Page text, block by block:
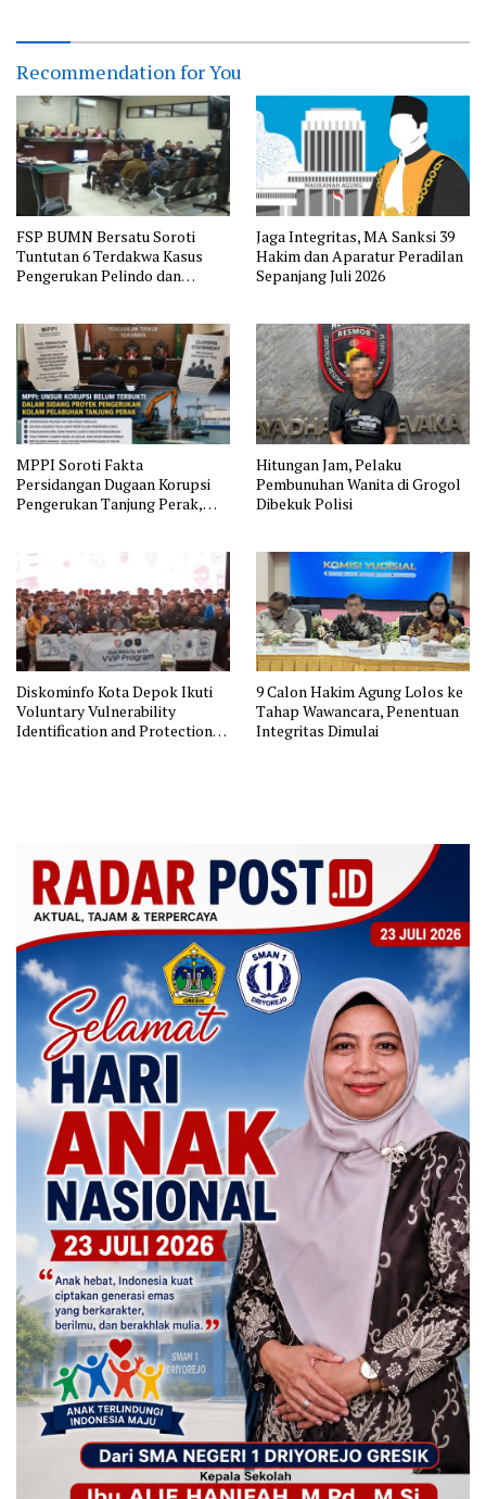
Recommendation for You
FSP BUMN Bersatu Soroti
Tuntutan 6 Terdakwa Kasus
Pengerukan Pelindo dan
Jaga Integritas, MA Sanksi 39
Hakim dan Aparatur Peradilan
Sepanjang Juli 2026
MPPI Soroti Fakta
Persidangan Dugaan Korupsi
Pengerukan Tanjung Perak,
Hitungan Jam, Pelaku
Pembunuhan Wanita di Grogol
Dibekuk Polisi
Diskominfo Kota Depok Ikuti
Voluntary Vulnerability
Identification and Protection
9 Calon Hakim Agung Lolos ke
Tahap Wawancara, Penentuan
Integritas Dimulai